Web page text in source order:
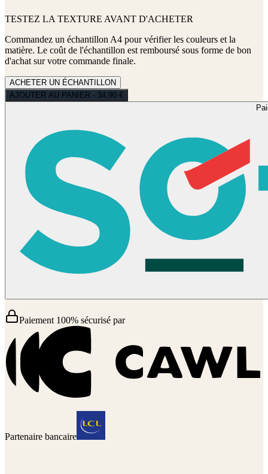
TESTEZ LA TEXTURE AVANT D'ACHETER
Commandez un échantillon A4 pour vérifier les couleurs et la
matière. Le coût de l'échantillon est remboursé sous forme de bon
d'achat sur votre commande finale.
ACHETER UN ÉCHANTILLON
AJOUTER AU PANIER - 34,90 €
Paiement 100% sécurisé par
Partenaire bancaire